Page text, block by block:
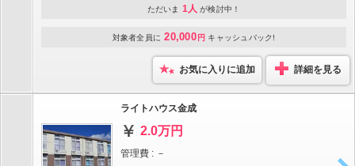
ただいま 1人 が検討中！
対象者全員に 20,000 円 キャッシュバック!
お気に入りに追加 詳細を見る
ライトハウス金成
2.0万円
管理費 : －